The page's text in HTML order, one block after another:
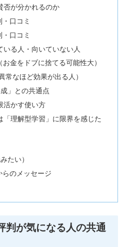
否が分かれるのか
口コミ
口コミ
いる人・向いていない人
金をドブに捨てる可能性大）
常なほど効果が出る人）
」との共通点
活かす使い方
「理解型学習」に限界を感じた
たい）
のメッセージ
判が気になる人の共通